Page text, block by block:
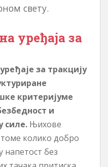
свету.
уређаја за
за тракцију
критеријуме
и
силе. Њихове
томе колико добро
напетост без